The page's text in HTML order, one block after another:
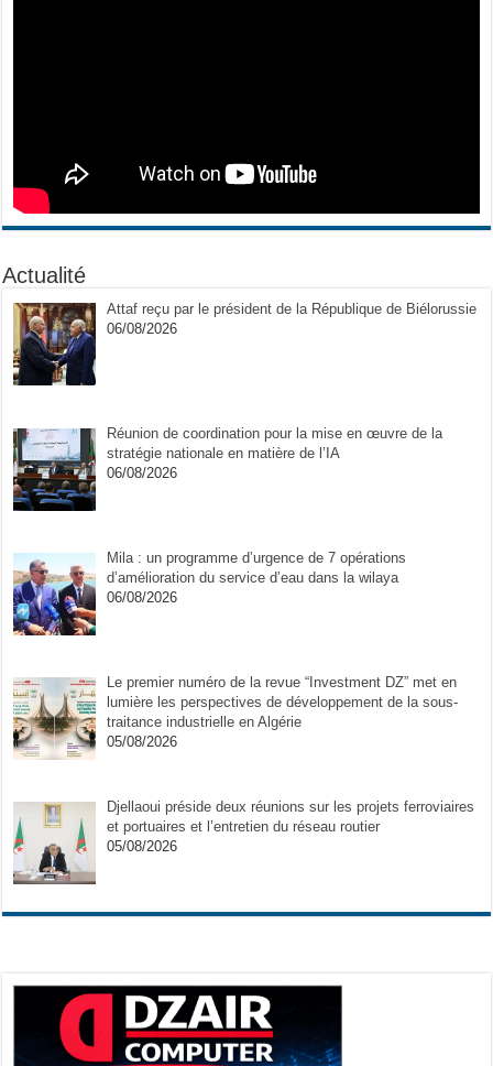
Actualité
Attaf reçu par le président de la République de Biélorussie
06/08/2026
Réunion de coordination pour la mise en œuvre de la
stratégie nationale en matière de l’IA
06/08/2026
Mila : un programme d’urgence de 7 opérations
d’amélioration du service d’eau dans la wilaya
06/08/2026
Le premier numéro de la revue “Investment DZ” met en
lumière les perspectives de développement de la sous-
traitance industrielle en Algérie
05/08/2026
Djellaoui préside deux réunions sur les projets ferroviaires
et portuaires et l’entretien du réseau routier
05/08/2026